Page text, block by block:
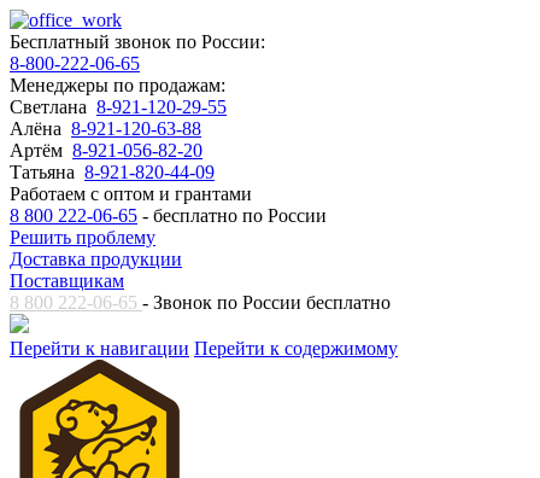
Бесплатный звонок по России:
8-800-222-06-65
Менеджеры по продажам:
Светлана 8-921-120-29-55
Алёна 8-921-120-63-88
Артём 8-921-056-82-20
Татьяна 8-921-820-44-09
Работаем с оптом и грантами
8 800 222-06-65 - бесплатно по России
Решить проблему
Доставка продукции
Поставщикам
8 800 222-06-65 - Звонок по России бесплатно
Перейти к навигации Перейти к содержимому